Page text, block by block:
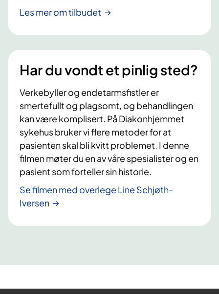
Les mer om tilbudet
Har du vondt et pinlig sted?
Verkebyller og endetarmsfistler er
smertefullt og plagsomt, og behandlingen
kan være komplisert. På Diakonhjemmet
sykehus bruker vi flere metoder for at
pasienten skal bli kvitt problemet. I denne
filmen møter du en av våre spesialister og en
pasient som forteller sin historie.
Se filmen med overlege Line Schjøth-
Iversen